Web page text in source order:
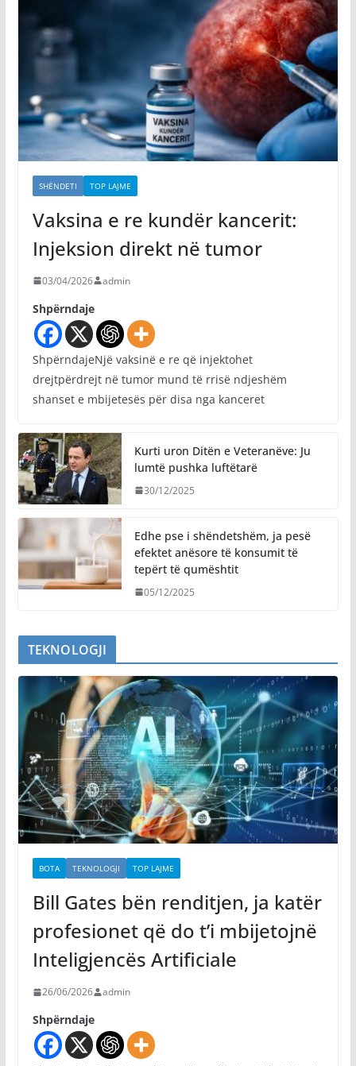
SHËNDETI TOP LAJME
Vaksina e re kundër kancerit:
Injeksion direkt në tumor
03/04/2026 admin
Shpërndaje
ShpërndajeNjë vaksinë e re që injektohet
drejtpërdrejt në tumor mund të rrisë ndjeshëm
shanset e mbijetesës për disa nga kanceret
Kurti uron Ditën e Veteranëve: Ju
lumtë pushka luftëtarë
30/12/2025
Edhe pse i shëndetshëm, ja pesë
efektet anësore të konsumit të
tepërt të qumështit
05/12/2025
TEKNOLOGJI
BOTA TEKNOLOGJI TOP LAJME
Bill Gates bën renditjen, ja katër
profesionet që do t’i mbijetojnë
Inteligjencës Artificiale
26/06/2026 admin
Shpërndaje